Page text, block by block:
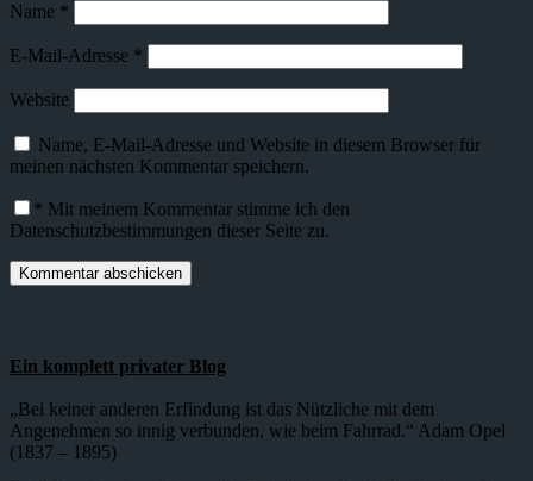
Name *
E-Mail-Adresse *
Website
Name, E-Mail-Adresse und Website in diesem Browser für
meinen nächsten Kommentar speichern.
* Mit meinem Kommentar stimme ich den
Datenschutzbestimmungen dieser Seite zu.
Ein komplett privater Blog
„Bei keiner anderen Erfindung ist das Nützliche mit dem
Angenehmen so innig verbunden, wie beim Fahrrad.“ Adam Opel
(1837 – 1895)